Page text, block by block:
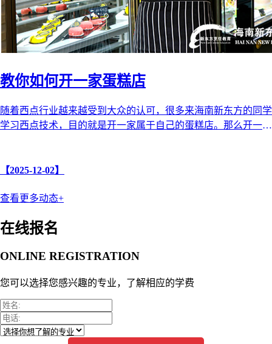
教你如何开一家蛋糕店
随着西点行业越来越受到大众的认可，很多来海南新东方的同学
学习西点技术，目的就是开一家属于自己的蛋糕店。那么开一家
【2025-12-02】
查看更多动态+
在线报名
ONLINE REGISTRATION
您可以选择您感兴趣的专业，了解相应的学费